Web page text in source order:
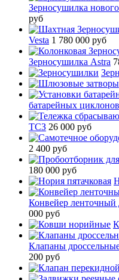
Зерносушилка
руб
Vesta 1 780 000 руб
Зерносушилка Astra
батарейных циклонов
ТСЗ 26 000 руб
2 400 руб
180 000 руб
Конвейер ленточный
000 руб
Клапаны
200 руб